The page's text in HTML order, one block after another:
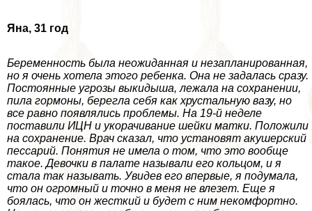
Яна, 31 год
Беременность была неожиданная и незапланированная,
но я очень хотела этого ребенка. Она не задалась сразу.
Постоянные угрозы выкидыша, лежала на сохранении,
пила гормоны, берегла себя как хрустальную вазу, но
все равно появлялись проблемы. На 19-й неделе
поставили ИЦН и укорачивание шейки матки. Положили
на сохранение. Врач сказал, что установят акушерский
пессарий. Понятия не имела о том, что это вообще
такое. Девочки в палате называли его кольцом, и я
стала так называть. Увидев его впервые, я подумала,
что он огромный и точно в меня не влезет. Еще я
боялась, что он жесткий и будет с ним некомфортно.